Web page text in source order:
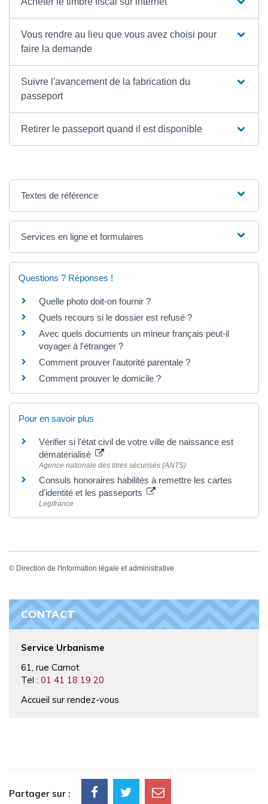
Vous rendre au lieu que vous avez choisi pour
faire la demande
Suivre l'avancement de la fabrication du
passeport
Retirer le passeport quand il est disponible
Textes de référence
Services en ligne et formulaires
Questions ? Réponses !
Quelle photo doit-on fournir ?
Quels recours si le dossier est refusé ?
Avec quels documents un mineur français peut-il
voyager à l'étranger ?
Comment prouver l'autorité parentale ?
Comment prouver le domicile ?
Pour en savoir plus
Vérifier si l'état civil de votre ville de naissance est
dématérialisé
Agence nationale des titres sécurisés (ANTS)
Consuls honoraires habilités à remettre les cartes
d'identité et les passeports
Legifrance
© Direction de l'information légale et administrative
CONTACT
Service Urbanisme
61, rue Carnot
Tel : 01 41 18 19 20
Accueil sur rendez-vous
Partager sur :